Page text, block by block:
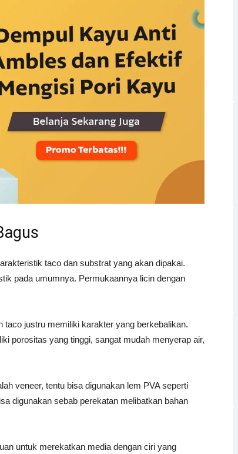
taco dan substrat yang akan dipakai.
pada umumnya. Permukaannya licin dengan
taco justru memiliki karakter yang berkebalikan.
porositas yang tinggi, sangat mudah menyerap air,
veneer, tentu bisa digunakan lem PVA seperti
digunakan sebab perekatan melibatkan bahan
untuk merekatkan media dengan ciri yang